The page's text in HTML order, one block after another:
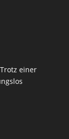
einer